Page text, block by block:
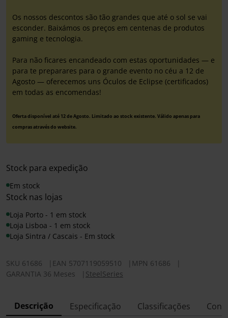
Os nossos descontos são tão grandes que até o sol se vai
esconder. Baixámos os preços em centenas de produtos
gaming e tecnologia.
Para não ficares encandeado com estas oportunidades — e
para te preparares para o grande evento no céu a 12 de
Agosto — oferecemos uns Óculos de Eclipse (certificados)
em todas as encomendas!
Oferta disponível até 12 de Agosto. Limitado ao stock existente. Válido apenas para
compras através do website.
Stock para expedição
Em stock
Stock nas lojas
Loja Porto - 1 em stock
Loja Lisboa - 1 em stock
Loja Sintra / Cascais - Em stock
SKU 61686 EAN 5707119059510 MPN 61686
GARANTIA 36 Meses
SteelSeries
Descrição Especificação Classificações